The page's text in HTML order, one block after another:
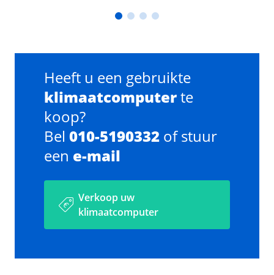
Heeft u een gebruikte
klimaatcomputerte
koop?
Bel 010-5190332 of stuur
een e-mail
Verkoop uw
klimaatcomputer